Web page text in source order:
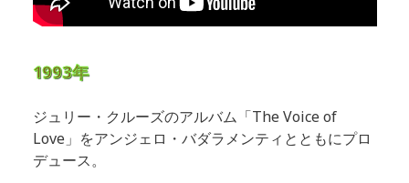
1993年
ジュリー・クルーズのアルバム「The Voice of
Love」をアンジェロ・バダラメンティとともにプロ
デュース。